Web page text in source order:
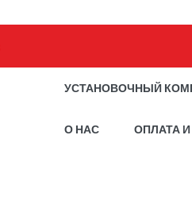
УСТАНОВОЧНЫЙ
О НАС ОПЛАТА